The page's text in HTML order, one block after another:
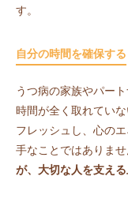
す。
自分の時間を確保する
うつ病の家族やパー
時間が全く取れてい
フレッシュし、心の
手なことではありませ
が、大切な人を支え